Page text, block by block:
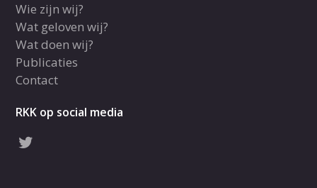
Wie zijn wij?
Wat geloven wij?
Wat doen wij?
Publicaties
Contact
RKK op social media